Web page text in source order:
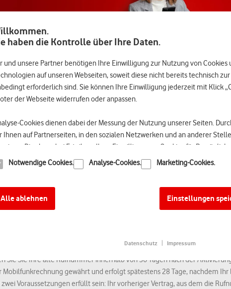
haben die Kontrolle über Ihre Daten.
und unsere Partner benötigen Ihre Einwilligung zur Nutzung von
auf unseren Webseiten, soweit diese nicht bereits technisch
erforderlich sind. Sie können Ihre Einwilligung jederzeit mit Klick
der Webseite widerrufen oder anpassen.
Cookies dienen dabei der Messung der Nutzung unserer Seiten.
Ihnen auf Partnerseiten, in den sozialen Netzwerken und an anderer
Dies kann bei Erteilung Ihrer Einwilligung zu Cookies für
erfolgen. Für die Personalisierung werden
werden können. Hierzu gehört insbesondere Ihre IP-Adresse
akzeptieren Sie nur technisch
Sie alle Funktionen der Seite richtig nutzen können.
Notwendige Cookies. Analyse-Cookies. Marketing-Cookies.
Alle ablehnen Einstellungen
Datenschutz Impressum
Datenvolumen gilt solange der Vertrag unverändert bestehen
können Sie mit jeder Red+ Karte maximal bis zu 10 GB
Tarif Vodafone Mobil L ein Datenvolumen von 120 GB. Nach
GB statt 60 GB gegenüber dem Vodafone Mobil XL mit
= 1.019€.
16 Uhr:
einen 100€ Amazon-Gutschein. Dadurch reduziert sich Ihr
Der Amazon-Gutschein ist nicht kombinierbar mit anderen
der FamilyCard und andere Amazon-Gutscheine entfallen.
Gutschein nicht auf Ihrer monatlichen Rechnung ausgewiesen wird. Der
Seite angefordert werden. Ab dem Zeitpunkt der Verfügbarkeit ist
angefordert oder eingelöst werden.
15.08.2026, 16 Uhr:
statt 49,99€, Mindestlaufzeit 24 Monate, danach monatlich
7 Tage ist möglich, siehe dazu weiter unten.
Sie Sie Ihre alte Rufnummer innerhalb von 30 Tagen nach der
Mobilfunkrechnung gewährt und erfolgt spätestens 28 Tage, nachdem
Voraussetzungen erfüllt sein: Ihr vorheriger Vertrag, aus dem die